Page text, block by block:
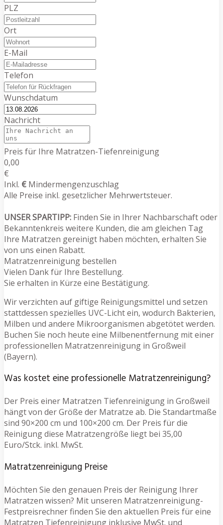
PLZ
Ort
E-Mail
Telefon
Wunschdatum
Nachricht
Preis für Ihre Matratzen-Tiefenreinigung
0,00
€
Inkl. € Mindermengenzuschlag
Alle Preise inkl. gesetzlicher Mehrwertsteuer.
UNSER SPARTIPP: Finden Sie in Ihrer Nachbarschaft oder
Bekanntenkreis weitere Kunden, die am gleichen Tag
Ihre Matratzen gereinigt haben möchten, erhalten Sie
von uns einen Rabatt.
Matratzenreinigung bestellen
Vielen Dank für Ihre Bestellung.
Sie erhalten in Kürze eine Bestätigung.
Wir verzichten auf giftige Reinigungsmittel und setzen
stattdessen spezielles UVC-Licht ein, wodurch Bakterien,
Milben und andere Mikroorganismen abgetötet werden.
Buchen Sie noch heute eine Milbenentfernung mit einer
professionellen Matratzenreinigung in Großweil
(Bayern).
Was kostet eine professionelle Matratzenreinigung?
Der Preis einer Matratzen Tiefenreinigung in Großweil
hängt von der Größe der Matratze ab. Die Standartmaße
sind 90×200 cm und 100×200 cm. Der Preis für die
Reinigung diese Matratzengröße liegt bei 35,00
Euro/Stck. inkl. MwSt.
Matratzenreinigung Preise
Möchten Sie den genauen Preis der Reinigung Ihrer
Matratzen wissen? Mit unseren Matratzenreinigung-
Festpreisrechner finden Sie den aktuellen Preis für eine
Matratzen Tiefenreinigung inklusive MwSt. und